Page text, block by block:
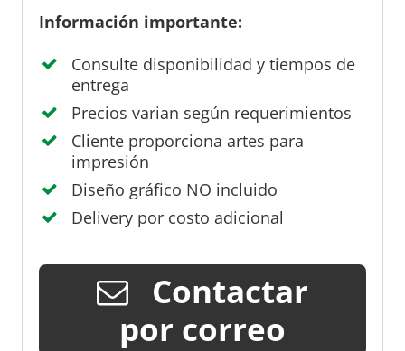
Información importante:
Consulte disponibilidad y tiempos de
entrega
Precios varian según requerimientos
Cliente proporciona artes para
impresión
Diseño gráfico NO incluido
Delivery por costo adicional
Contactar
por correo